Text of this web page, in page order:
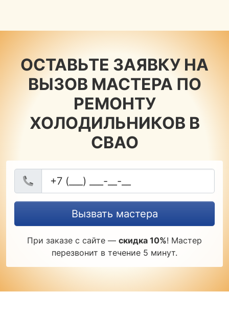
ОСТАВЬТЕ ЗАЯВКУ НА
ВЫЗОВ МАСТЕРА ПО
РЕМОНТУ
ХОЛОДИЛЬНИКОВ В
СВАО
Вызвать мастера
При заказе с сайте — скидка 10%! Мастер
перезвонит в течение 5 минут.